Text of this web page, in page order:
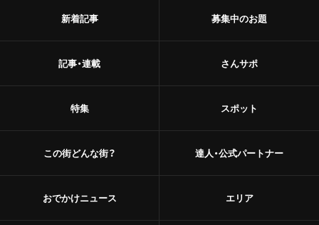
新着記事
記事・連載
特集
この街どんな街？
おでかけニュース
募集中のお題
さんサポ
スポット
達人・公式パートナー
エリア